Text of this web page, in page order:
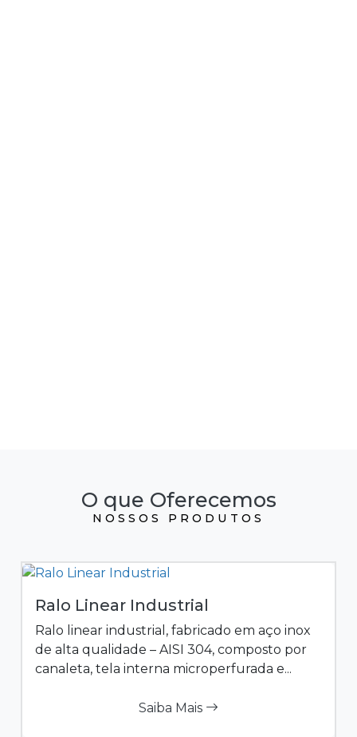
O que Oferecemos
NOSSOS PRODUTOS
Ralo Linear Industrial
Ralo linear industrial, fabricado em aço inox
de alta qualidade – AISI 304, composto por
canaleta, tela interna microperfurada e...
Saiba Mais